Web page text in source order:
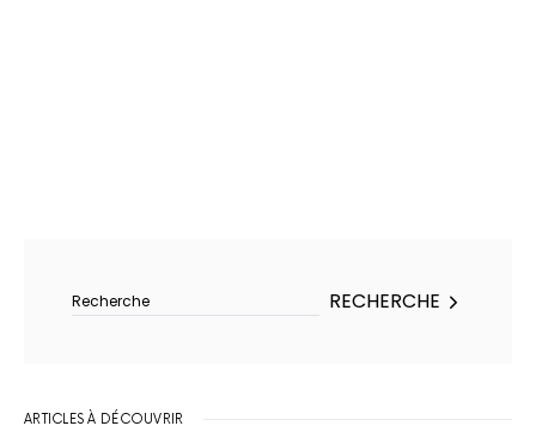
RECHERCHE
ARTICLES À DÉCOUVRIR